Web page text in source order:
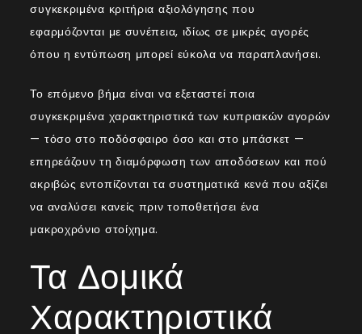
συγκεκριμένα κριτήρια αξιολόγησης που
εφαρμόζονται με συνέπεια, ιδίως σε μικρές αγορές
όπου η εντύπωση μπορεί εύκολα να παραπλανήσει.
Το επόμενο βήμα είναι να εξεταστεί ποια
συγκεκριμένα χαρακτηριστικά των κυπριακών αγορών
— τόσο στο ποδόσφαιρο όσο και στο μπάσκετ —
επηρεάζουν τη διαμόρφωση των αποδόσεων και πού
ακριβώς εντοπίζονται τα συστηματικά κενά που αξίζει
να αναλύσει κανείς πριν τοποθετήσει ένα
μακροχρόνιο στοίχημα.
Τα Δομικά
Χαρακτηριστικά